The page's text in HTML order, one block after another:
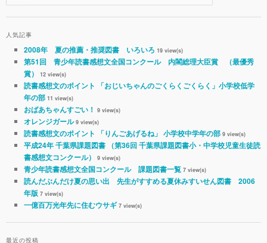
人気記事
2008年 夏の推薦・推奨図書 いろいろ 19 view(s)
第51回 青少年読書感想文全国コンクール 内閣総理大臣賞 （最優秀
賞）
12 view(s)
読書感想文のポイント 「おじいちゃんのごくらくごくらく」小学校低学
年の部 11 view(s)
おばあちゃんすごい！ 9 view(s)
オレンジガール 9 view(s)
読書感想文のポイント 「りんごあげるね」 小学校中学年の部 9 view(s)
平成24年 千葉県課題図書 （第36回 千葉県課題図書小・中学校児童生徒読
書感想文コンクール）
9 view(s)
青少年読書感想文全国コンクール 課題図書一覧 7 view(s)
読んだぶんだけ夏の思い出 先生がすすめる夏休みすいせん図書 2006
年版 7 view(s)
一億百万光年先に住むウサギ 7 view(s)
最近の投稿